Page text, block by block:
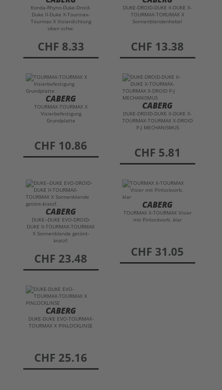
waschbaren Innenfutter sowie der im Kinn-
und Stirnbereich regelbaren Belüftung kein
sorgt in Verbindung mit der integrierten
Sonnenblende für gute Sicht und das optionale
Bluetooth-Bordsystem für perfekte
Kommunikation, Unterhaltung und GPS-
Orientierung. Einfach jetzt günstig bestellen im
Helm Shopbei helmexpress.com.
INHALTSVERZEICHNIS CABERG
TOURMAX
01. KLAPPBARER ENDUROHELM
02. QUALITÄT MADE IN ITALY
03. JET- UND INTEGRALHELM IN EINEM
04. DESIGN
05. KRATZFEST & PINLOCK
06. INNENAUSSTATTUNG
07. CABERG TOURMAX DATENBLATT
Konda-Rhyno-Duke-Droid-
Duke II-Duke X-Tourmax-
Tourmax X Visierdichtung
oben schw.
preis
CHF 8.33
DUKE-DROID-DUKE II-DUKE X-
TOURMAX-TORUMAX X
Sonnenblendenhebel
preis
CHF 13.38
CABERG
TOURMAX-TOURMAX X
Visierbefestigung
Grundplatte
preis
CHF 10.86
CABERG
DUKE-DROID-DUKE II-DUKE X-
TOURMAX-TOURMAX X-DROID
P-J MECHANISMUS
preis
CHF 5.81
CABERG
DUKE--DUKE EVO-DROID-
DUKE II-TOURMAX-TOURMAX
X Sonnenblende getönt-
kratzf.
preis
CHF 23.48
CABERG
TOURMAX X-TOURMAX Visier
mit Pinlockvorb. klar
preis
CHF 31.05
CABERG
DUKE-DUKE EVO-TOURMAX-
TOURMAX X PINLOCKLINSE
preis
CHF 25.16